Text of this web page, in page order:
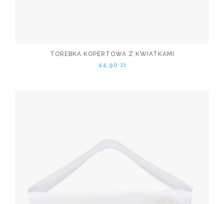
TOREBKA KOPERTOWA Z KWIATKAMI
44,90 zł